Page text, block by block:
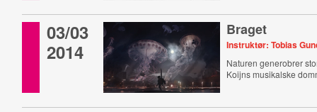
03/03
2014
Braget
Instruktør: Tobias
Naturen generobrer
Koijns musikalske